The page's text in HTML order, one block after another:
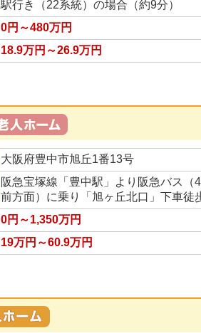
駅行き（22系統）の場合（約9分）
0円～480万円
18.9万円～26.9万円
大阪府豊中市旭丘1番13号
阪急宝塚線「豊中駅」より阪急バス
前方面）に乗り「旭ヶ丘北口」下車徒
0円～1,350万円
19万円～60.9万円